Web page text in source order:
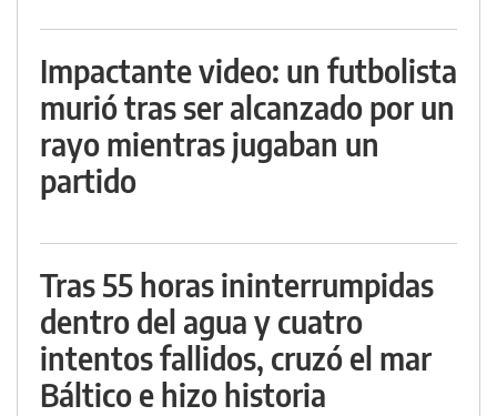
Impactante video: un futbolista
murió tras ser alcanzado por un
rayo mientras jugaban un
partido
Tras 55 horas ininterrumpidas
dentro del agua y cuatro
intentos fallidos, cruzó el mar
Báltico e hizo historia